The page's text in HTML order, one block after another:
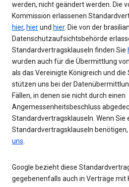
werden, nicht geändert werden. Die
Kommission erlassenen
hier, hierund hier. Die von der
Datenschutzaufsichtsbehörde
Standardvertragsklauseln finden Sie
wurden auch für die Übermittlung
als das Vereinigte Königreich und
stützen uns bei der
Fällen, in denen sie nicht durch einen
Angemessenheitsbeschluss
Standardvertragsklauseln. Wenn Sie
Standardvertragsklauseln benötigen,
uns.
Google bezieht diese
gegebenenfalls auch in Verträge mit